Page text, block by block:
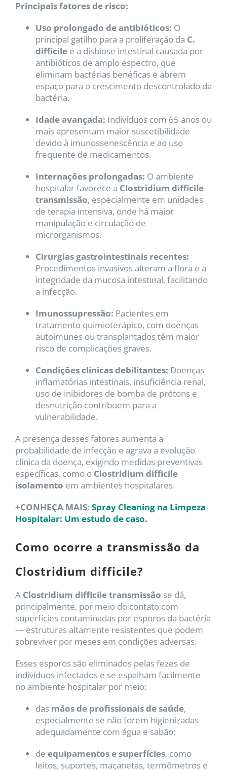
Principais fatores de risco:
Uso prolongado de antibióticos: O
principal gatilho para a proliferação da C.
difficileé a disbiose intestinal causada por
antibióticos de amplo espectro, que
eliminam bactérias benéficas e abrem
espaço para o crescimento descontrolado da
bactéria.
Idade avançada: Indivíduos com 65 anos ou
mais apresentam maior suscetibilidade
devido à imunossenescência e ao uso
frequente de medicamentos.
Internações prolongadas: O ambiente
hospitalar favorece a Clostridium difficile
transmissão, especialmente em unidades
de terapia intensiva, onde há maior
manipulação e circulação de
microrganismos.
Cirurgias gastrointestinais recentes:
Procedimentos invasivos alteram a flora e a
integridade da mucosa intestinal, facilitando
a infecção.
Imunossupressão: Pacientes em
tratamento quimioterápico, com doenças
autoimunes ou transplantados têm maior
risco de complicações graves.
Condições clínicas debilitantes: Doenças
inflamatórias intestinais, insuficiência renal,
uso de inibidores de bomba de prótons e
desnutrição contribuem para a
vulnerabilidade.
A presença desses fatores aumenta a
probabilidade de infecção e agrava a evolução
clínica da doença, exigindo medidas preventivas
específicas, como o Clostridium difficile
isolamento em ambientes hospitalares.
+CONHEÇA MAIS: Spray Cleaning na Limpeza
Hospitalar: Um estudo de caso.
Como ocorre a transmissão da
Clostridium difficile?
A Clostridium difficile transmissão se dá,
principalmente, por meio do contato com
superfícies contaminadas por esporos da bactéria
— estruturas altamente resistentes que podem
sobreviver por meses em condições adversas.
Esses esporos são eliminados pelas fezes de
indivíduos infectados e se espalham facilmente
no ambiente hospitalar por meio:
das mãos de profissionais de saúde,
especialmente se não forem higienizadas
adequadamente com água e sabão;
de equipamentos e superfícies, como
leitos, suportes, maçanetas, termômetros e